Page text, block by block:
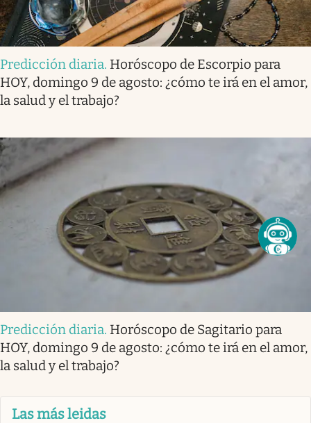
Predicción diaria. Horóscopo de Escorpio para
HOY, domingo 9 de agosto: ¿cómo te irá en el amor,
la salud y el trabajo?
Predicción diaria. Horóscopo de Sagitario para
HOY, domingo 9 de agosto: ¿cómo te irá en el amor,
la salud y el trabajo?
Las más leidas